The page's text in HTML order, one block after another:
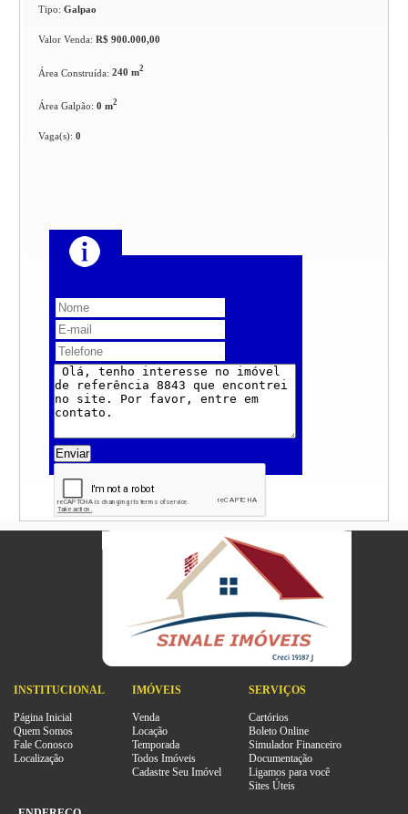
Tipo:Galpao
Valor Venda:R$ 900.000,00
Área Construída:240 m2
Área Galpão:0 m2
Vaga(s):0
Enviar
INSTITUCIONAL
Página Inicial
Quem Somos
Fale Conosco
Localização
IMÓVEIS
Venda
Locação
Temporada
Todos Imóveis
Cadastre Seu Imóvel
SERVIÇOS
Cartórios
Boleto Online
Simulador Financeiro
Documentação
Ligamos para você
Sites Úteis